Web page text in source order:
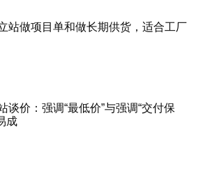
站做项目单和做长期供货，适合工厂
谈价：强调“最低价”与强调“交付保
成